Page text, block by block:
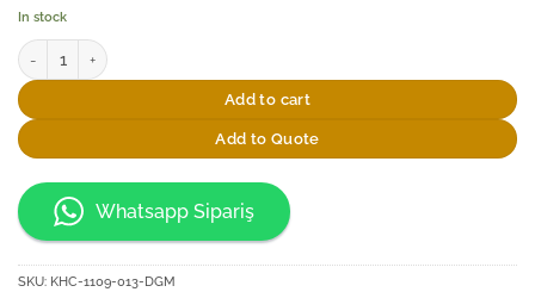
In stock
Elsanat Ehl-i Keyf Selçuklu Yıldızı Çay Takımı quantity
Add to cart
Add to Quote
Whatsapp Sipariş
SKU: KHC-1109-013-DGM